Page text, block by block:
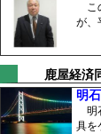
こ
が、
鹿屋経済
明
明
具を